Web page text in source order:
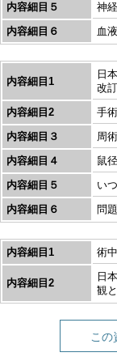
内容細目５
神
内容細目６
血
内容細目1
日
改
内容細目2
手
内容細目３
周
内容細目４
鼠
内容細目５
い
内容細目６
問
内容細目1 術
内容細目2
日
観
この